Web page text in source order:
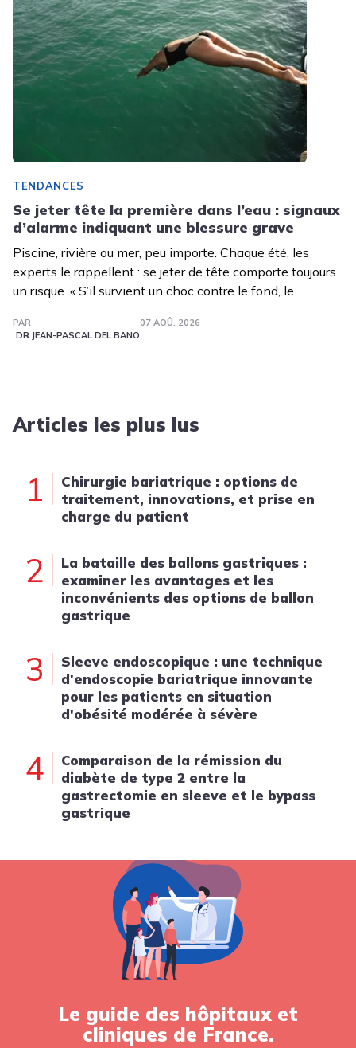
TENDANCES
Se jeter tête la première dans l’eau : signaux
d’alarme indiquant une blessure grave
Piscine, rivière ou mer, peu importe. Chaque été, les
experts le rappellent : se jeter de tête comporte toujours
un risque. « S’il survient un choc contre le fond, le
PAR
DR JEAN-PASCAL DEL BANO
07 AOÛ. 2026
Articles les plus lus
1
Chirurgie bariatrique : options de
traitement, innovations, et prise en
charge du patient
2
La bataille des ballons gastriques :
examiner les avantages et les
inconvénients des options de ballon
gastrique
3
Sleeve endoscopique : une technique
d'endoscopie bariatrique innovante
pour les patients en situation
d'obésité modérée à sévère
4
Comparaison de la rémission du
diabète de type 2 entre la
gastrectomie en sleeve et le bypass
gastrique
Le guide des hôpitaux et
cliniques de France.